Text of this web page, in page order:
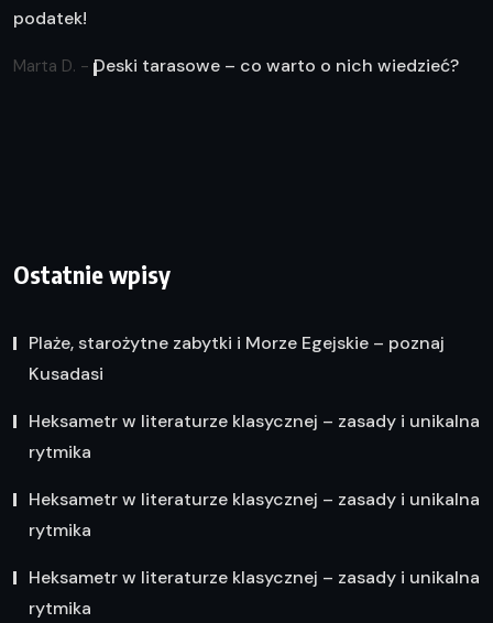
podatek!
Marta D. - Deski tarasowe – co warto o nich wiedzieć?
Ostatnie wpisy
Plaże, starożytne zabytki i Morze Egejskie – poznaj
Kusadasi
Heksametr w literaturze klasycznej – zasady i unikalna
rytmika
Heksametr w literaturze klasycznej – zasady i unikalna
rytmika
Heksametr w literaturze klasycznej – zasady i unikalna
rytmika